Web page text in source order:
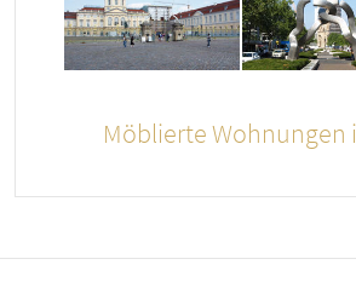
Möblierte Wohnungen